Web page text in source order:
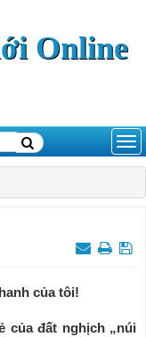
Online
của tôi!
của đất nghịch „núi